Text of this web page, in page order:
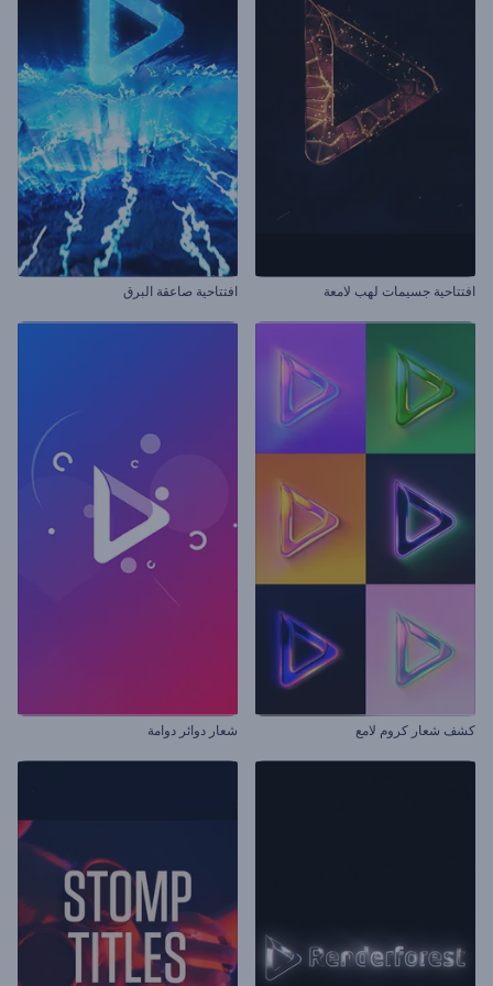
افتتاحية جسيمات لهب لامعة افتتاحية صاعقة البرق
كشف شعار كروم لامع شعار دوائر دوامة